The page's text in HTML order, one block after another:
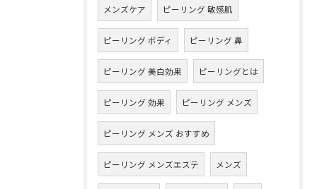
メンズケア ピーリング 敏感肌
ピーリング ボディ ピーリング 鼻
ピーリング 美白効果 ピーリングとは
ピーリング 効果 ピーリング メンズ
ピーリング メンズ おすすめ
ピーリング メンズエステ メンズ